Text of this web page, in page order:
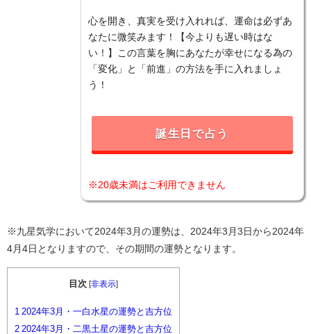
心を開き、真実を受け入れれば、運命は必ずあ
なたに微笑みます！【今よりも遅い時はな
い！】この言葉を胸にあなたが幸せになる為の
「変化」と「前進」の方法を手に入れましょ
う！
誕生日で占う
※20歳未満はご利用できません
※九星気学において2024年3月の運勢は、2024年3月3日から2024年
4月4日となりますので、その期間の運勢となります。
目次 非表示
1 2024年3月・一白水星の運勢と吉方位
2 2024年3月・二黒土星の運勢と吉方位